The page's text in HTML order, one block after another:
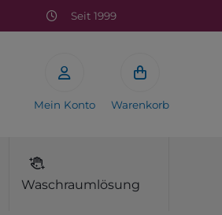
Seit 1999
Mein Konto Warenkorb
Waschraumlösung